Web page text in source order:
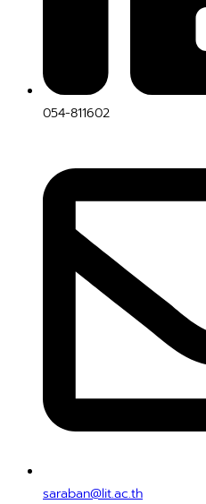
054-811602
saraban@lit.ac.th